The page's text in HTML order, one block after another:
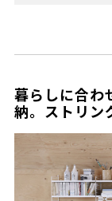
暮らしに合わ
納。ストリン